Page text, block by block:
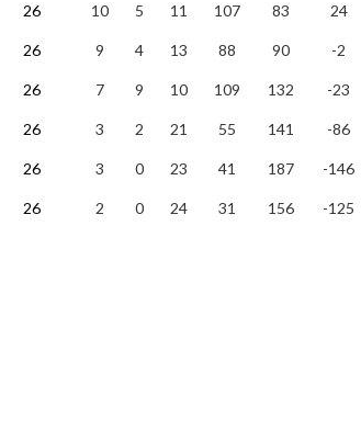
26 10 5 11 107 83 24
26 9 4 13 88 90 -2
26 7 9 10 109 132 -23
26 3 2 21 55 141 -86
26 3 0 23 41 187 -146
26 2 0 24 31 156 -125